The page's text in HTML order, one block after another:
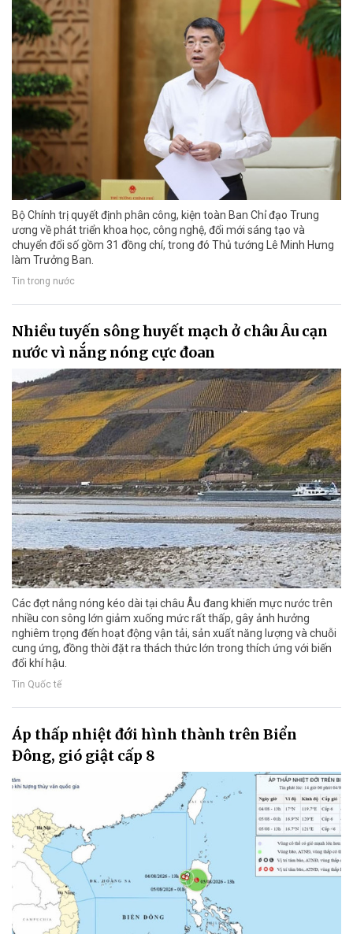
Bộ Chính trị quyết định phân công, kiện toàn Ban Chỉ đạo Trung
ương về phát triển khoa học, công nghệ, đổi mới sáng tạo và
chuyển đổi số gồm 31 đồng chí, trong đó Thủ tướng Lê Minh Hưng
làm Trưởng Ban.
Tin trong nước
Nhiều tuyến sông huyết mạch ở châu Âu cạn
nước vì nắng nóng cực đoan
Các đợt nắng nóng kéo dài tại châu Âu đang khiến mực nước trên
nhiều con sông lớn giảm xuống mức rất thấp, gây ảnh hưởng
nghiêm trọng đến hoạt động vận tải, sản xuất năng lượng và chuỗi
cung ứng, đồng thời đặt ra thách thức lớn trong thích ứng với biến
đổi khí hậu.
Tin Quốc tế
Áp thấp nhiệt đới hình thành trên Biển
Đông, gió giật cấp 8